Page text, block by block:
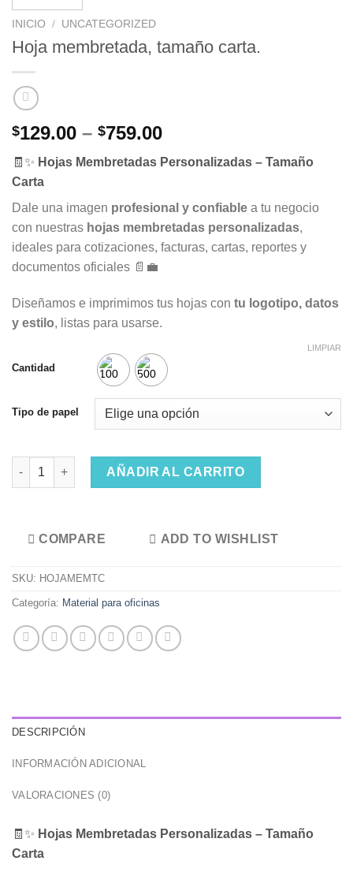
INICIO / UNCATEGORIZED
Hoja membretada, tamaño carta.
$129.00 – $759.00Price
$129.00
$759.00
🧾✨ Hojas Membretadas Personalizadas – Tamaño
Carta
Dale una imagen profesional y confiable a tu negocio
con nuestras hojas membretadas personalizadas,
ideales para cotizaciones, facturas, cartas, reportes y
documentos oficiales 📄💼
Diseñamos e imprimimos tus hojas con tu logotipo, datos
y estilo, listas para usarse.
Cantidad
Tipo de papel
LIMPIAR
Hoja membretada, tamaño carta. cantidad
AÑADIR AL CARRITO
COMPARE ADD TO WISHLIST
SKU: HOJAMEMTC
Categoría: Material para oficinas
DESCRIPCIÓN
INFORMACIÓN ADICIONAL
VALORACIONES (0)
🧾✨ Hojas Membretadas Personalizadas – Tamaño
Carta